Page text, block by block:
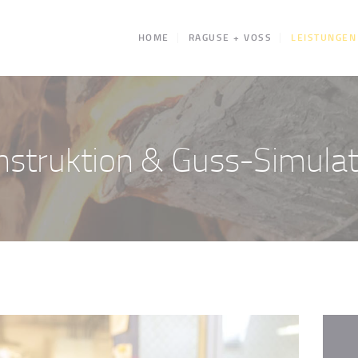
HOME RAGUSE + VOSS LEISTUNGEN
& Guss-
VOSS
LEISTUNGEN
QUALITÄTSPR
ODUKTE
KONTAKT